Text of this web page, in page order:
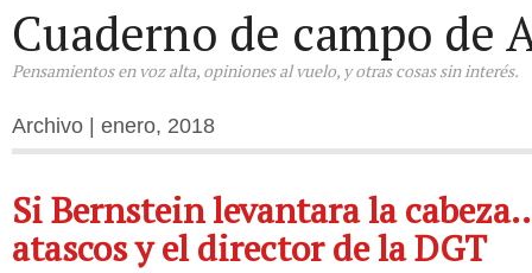
Cuaderno de campo de
Pensamientos en voz alta, opiniones al vuelo, y otras cosas sin interés.
Archivo | enero, 2018
Si Bernstein levantara la
atascos y el director de la DGT